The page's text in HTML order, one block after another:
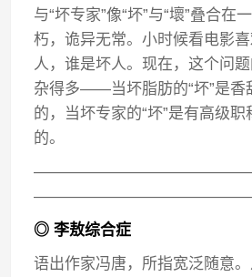
与“坏专家”像“坏”与“壞”叠合在
朽，诡异无常。小时候看电影
人，谁是坏人。现在，这个问
杂得多——当坏脂肪的“坏”是香
的，当坏专家的“坏”是有高级
的。
◎ 李敖综合症
语出作家冯唐，所指宽泛随意